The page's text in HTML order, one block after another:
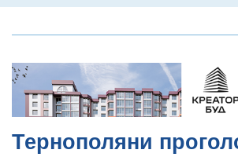
Тернополяни